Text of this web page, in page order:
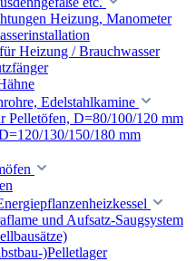
Heizung, Manometer
Heizung / Brauchwasser
Edelstahlkamine
Pelletöfen, D=80/100/120 mm
130/150/180 mm
und Aufsatz-Saugsystem
)Pelletlager